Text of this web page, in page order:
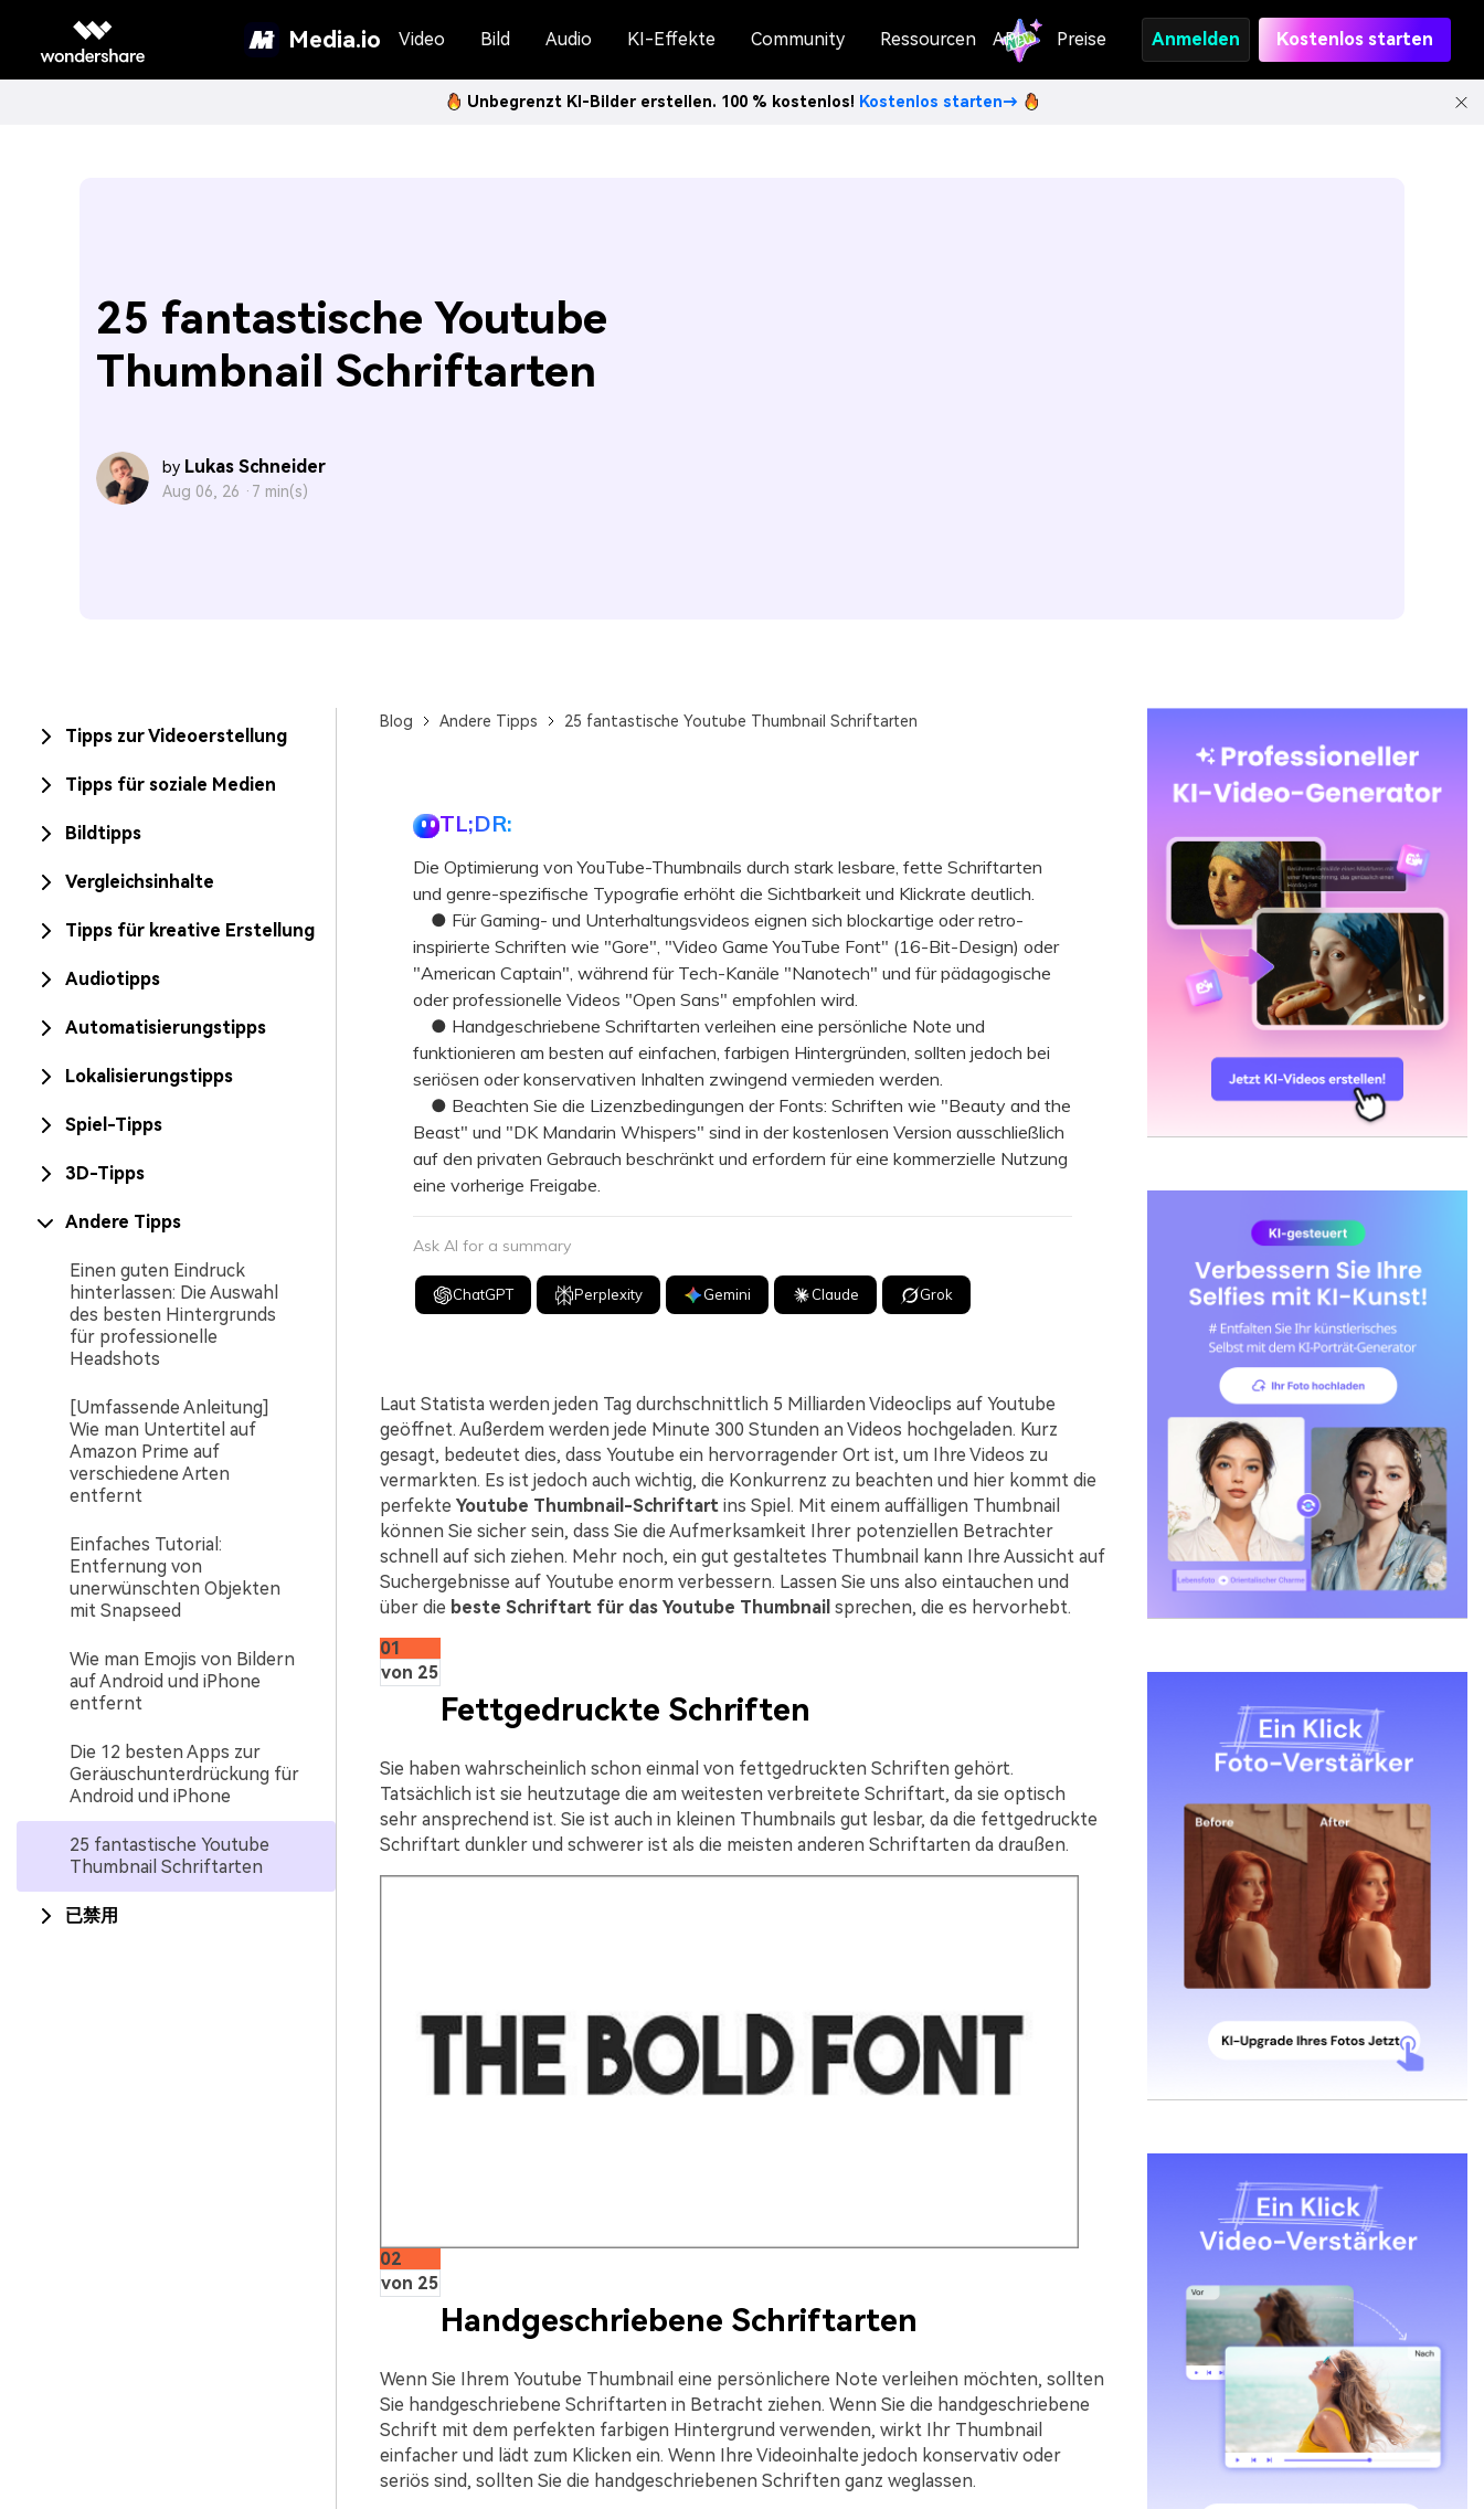
Media.io Video Bild Audio KI-Effekte Community Ressourcen API Preise Anmelden Kostenlos starten
Unbegrenzt KI-Bilder erstellen. 100 % kostenlos! Kostenlos starten→
25 fantastische Youtube
Thumbnail Schriftarten
by Lukas Schneider
Aug 06, 26 · 7 min(s)
Tipps zur Videoerstellung
Tipps für soziale Medien
Bildtipps
Vergleichsinhalte
Tipps für kreative Erstellung
Audiotipps
Automatisierungstipps
Lokalisierungstipps
Spiel-Tipps
3D-Tipps
Andere Tipps
Einen guten Eindruck
hinterlassen: Die Auswahl
des besten Hintergrunds
für professionelle
Headshots
[Umfassende Anleitung]
Wie man Untertitel auf
Amazon Prime auf
verschiedene Arten
entfernt
Einfaches Tutorial:
Entfernung von
unerwünschten Objekten
mit Snapseed
Wie man Emojis von Bildern
auf Android und iPhone
entfernt
Die 12 besten Apps zur
Geräuschunterdrückung für
Android und iPhone
25 fantastische Youtube
Thumbnail Schriftarten
已禁用
Blog Andere Tipps 25 fantastische Youtube Thumbnail Schriftarten
TL;DR:
Die Optimierung von YouTube-Thumbnails durch stark lesbare, fette Schriftarten
und genre-spezifische Typografie erhöht die Sichtbarkeit und Klickrate deutlich.
● Für Gaming- und Unterhaltungsvideos eignen sich blockartige oder retro-
inspirierte Schriften wie "Gore", "Video Game YouTube Font" (16-Bit-Design) oder
"American Captain", während für Tech-Kanäle "Nanotech" und für pädagogische
oder professionelle Videos "Open Sans" empfohlen wird.
● Handgeschriebene Schriftarten verleihen eine persönliche Note und
funktionieren am besten auf einfachen, farbigen Hintergründen, sollten jedoch bei
seriösen oder konservativen Inhalten zwingend vermieden werden.
● Beachten Sie die Lizenzbedingungen der Fonts: Schriften wie "Beauty and the
Beast" und "DK Mandarin Whispers" sind in der kostenlosen Version ausschließlich
auf den privaten Gebrauch beschränkt und erfordern für eine kommerzielle Nutzung
eine vorherige Freigabe.
Ask AI for a summary
ChatGPT Perplexity Gemini Claude Grok
Laut Statista werden jeden Tag durchschnittlich 5 Milliarden Videoclips auf Youtube
geöffnet. Außerdem werden jede Minute 300 Stunden an Videos hochgeladen. Kurz
gesagt, bedeutet dies, dass Youtube ein hervorragender Ort ist, um Ihre Videos zu
vermarkten. Es ist jedoch auch wichtig, die Konkurrenz zu beachten und hier kommt die
perfekte Youtube Thumbnail-Schriftartins Spiel. Mit einem auffälligen Thumbnail
können Sie sicher sein, dass Sie die Aufmerksamkeit Ihrer potenziellen Betrachter
schnell auf sich ziehen. Mehr noch, ein gut gestaltetes Thumbnail kann Ihre Aussicht auf
Suchergebnisse auf Youtube enorm verbessern. Lassen Sie uns also eintauchen und
über die beste Schriftart für das Youtube Thumbnail sprechen, die es hervorhebt.
01
von 25
Fettgedruckte Schriften
Sie haben wahrscheinlich schon einmal von fettgedruckten Schriften gehört.
Tatsächlich ist sie heutzutage die am weitesten verbreitete Schriftart, da sie optisch
sehr ansprechend ist. Sie ist auch in kleinen Thumbnails gut lesbar, da die fettgedruckte
Schriftart dunkler und schwerer ist als die meisten anderen Schriftarten da draußen.
02
von 25
Handgeschriebene Schriftarten
Wenn Sie Ihrem Youtube Thumbnail eine persönlichere Note verleihen möchten, sollten
Sie handgeschriebene Schriftarten in Betracht ziehen. Wenn Sie die handgeschriebene
Schrift mit dem perfekten farbigen Hintergrund verwenden, wirkt Ihr Thumbnail
einfacher und lädt zum Klicken ein. Wenn Ihre Videoinhalte jedoch konservativ oder
seriös sind, sollten Sie die handgeschriebenen Schriften ganz weglassen.